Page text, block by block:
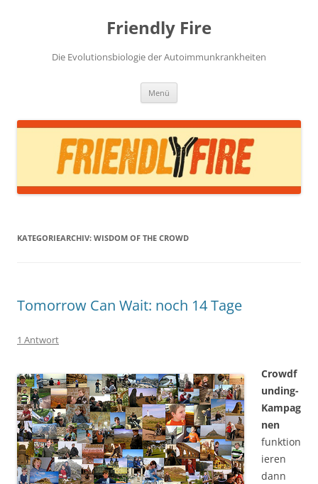
Friendly Fire
Die Evolutionsbiologie der Autoimmunkrankheiten
Menü
KATEGORIEARCHIV: WISDOM OF THE CROWD
Tomorrow Can Wait: noch 14 Tage
1 Antwort
Crowdf
unding-
Kampag
nen
funktion
ieren
dann